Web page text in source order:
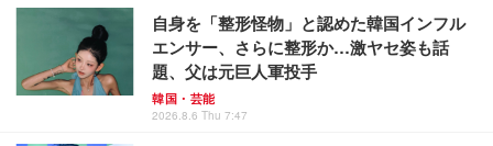
自身を「整形怪物」と認めた韓国インフル
エンサー、さらに整形か…激ヤセ姿も話
題、父は元巨人軍投手
韓国・芸能
2026.8.6 Thu 7:47